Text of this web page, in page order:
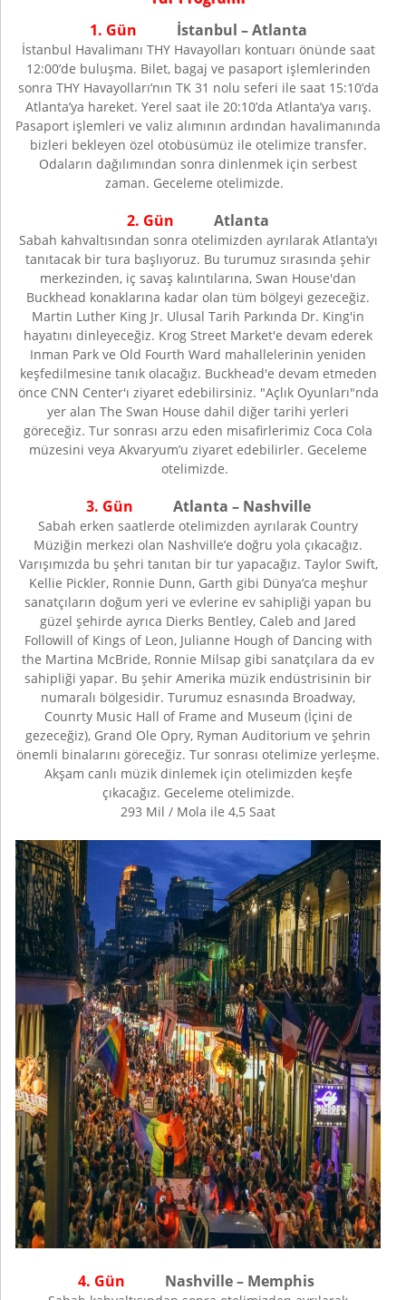
1. Gün
İstanbul – Atlanta
İstanbul Havalimanı THY Havayolları kontuarı önünde saat
12:00’de buluşma. Bilet, bagaj ve pasaport işlemlerinden
sonra THY Havayolları’nın TK 31 nolu seferi ile saat 15:10’da
Atlanta’ya hareket. Yerel saat ile 20:10’da Atlanta’ya varış.
Pasaport işlemleri ve valiz alımının ardından havalimanında
bizleri bekleyen özel otobüsümüz ile otelimize transfer.
Odaların dağılımından sonra dinlenmek için serbest
zaman. Geceleme otelimizde.
2. Gün Atlanta
Sabah kahvaltısından sonra otelimizden ayrılarak Atlanta’yı
tanıtacak bir tura başlıyoruz. Bu turumuz sırasında şehir
merkezinden, iç savaş kalıntılarına, Swan House'dan
Buckhead konaklarına kadar olan tüm bölgeyi gezeceğiz.
Martin Luther King Jr. Ulusal Tarih Parkında Dr. King'in
hayatını dinleyeceğiz. Krog Street Market'e devam ederek
Inman Park ve Old Fourth Ward mahallelerinin yeniden
keşfedilmesine tanık olacağız. Buckhead'e devam etmeden
önce CNN Center'ı ziyaret edebilirsiniz. "Açlık Oyunları"nda
yer alan The Swan House dahil diğer tarihi yerleri
göreceğiz. Tur sonrası arzu eden misafirlerimiz Coca Cola
müzesini veya Akvaryum’u ziyaret edebilirler. Geceleme
otelimizde.
3. Gün Atlanta – Nashville
Sabah erken saatlerde otelimizden ayrılarak Country
Müziğin merkezi olan Nashville’e doğru yola çıkacağız.
Varışımızda bu şehri tanıtan bir tur yapacağız. Taylor Swift,
Kellie Pickler, Ronnie Dunn, Garth gibi Dünya’ca meşhur
sanatçıların doğum yeri ve evlerine ev sahipliği yapan bu
güzel şehirde ayrıca Dierks Bentley, Caleb and Jared
Followill of Kings of Leon, Julianne Hough of Dancing with
the Martina McBride, Ronnie Milsap gibi sanatçılara da ev
sahipliği yapar. Bu şehir Amerika müzik endüstrisinin bir
numaralı bölgesidir. Turumuz esnasında Broadway,
Counrty Music Hall of Frame and Museum (İçini de
gezeceğiz), Grand Ole Opry, Ryman Auditorium ve şehrin
önemli binalarını göreceğiz. Tur sonrası otelimize yerleşme.
Akşam canlı müzik dinlemek için otelimizden keşfe
çıkacağız. Geceleme otelimizde.
293 Mil / Mola ile 4,5 Saat
4. Gün Nashville – Memphis